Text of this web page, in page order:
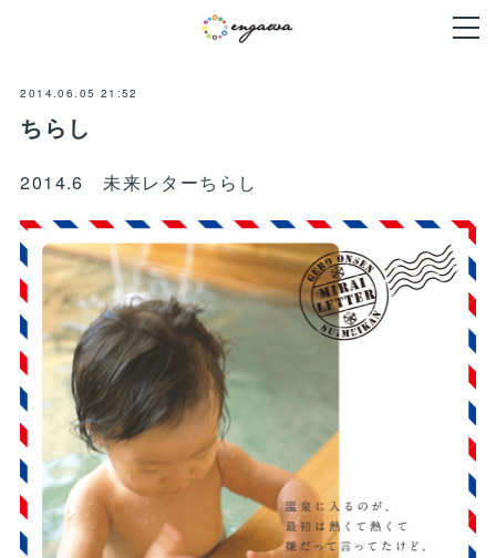
2014.06.05 21:52
ちらし
2014.6 未来レターちらし